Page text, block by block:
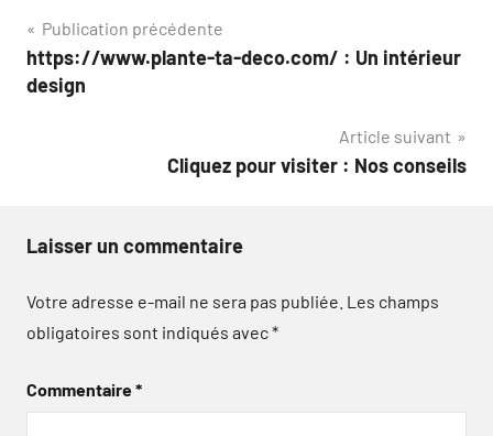
Navigation
de
Publication précédente
https://www.plante-ta-deco.com/ : Un intérieur
design
Article suivant
Cliquez pour visiter : Nos conseils
Laisser un commentaire
Votre adresse e-mail ne sera pas publiée. Les champs
obligatoires sont indiqués avec*
Commentaire*